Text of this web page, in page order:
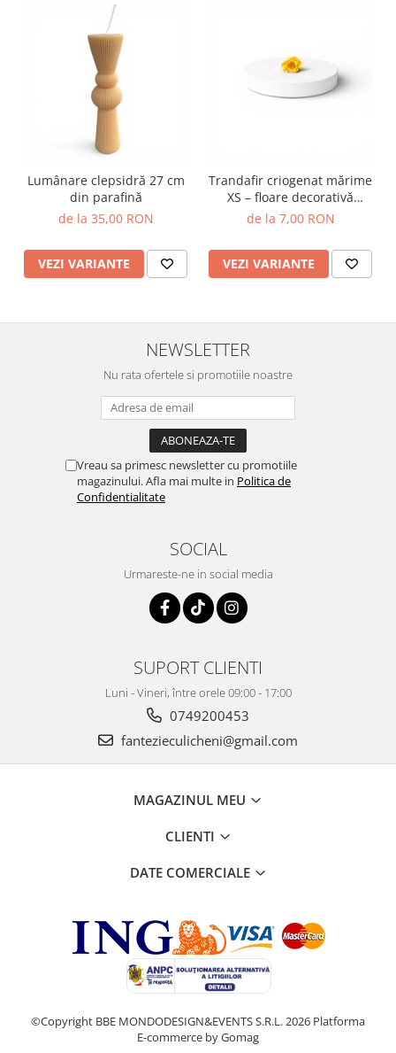
Lumânare clepsidră 27 cm
din parafină
de la 35,00 RON
VEZI VARIANTE
Trandafir criogenat mărime
XS – floare decorativă
naturală
de la 7,00 RON
VEZI VARIANTE
NEWSLETTER
Nu rata ofertele si promotiile noastre
Vreau sa primesc newsletter cu promotiile
magazinului. Afla mai multe in Politica de
Confidentialitate
SOCIAL
Urmareste-ne in social media
SUPORT CLIENTI
Luni - Vineri, între orele 09:00 - 17:00
0749200453
fantezieculicheni@gmail.com
MAGAZINUL MEU
CLIENTI
DATE COMERCIALE
©Copyright BBE MONDODESIGN&EVENTS S.R.L. 2026 Platforma
E-commerce by Gomag